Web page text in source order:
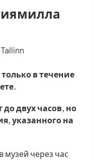
в течение
до двух часов, но
указанного на
музей через час